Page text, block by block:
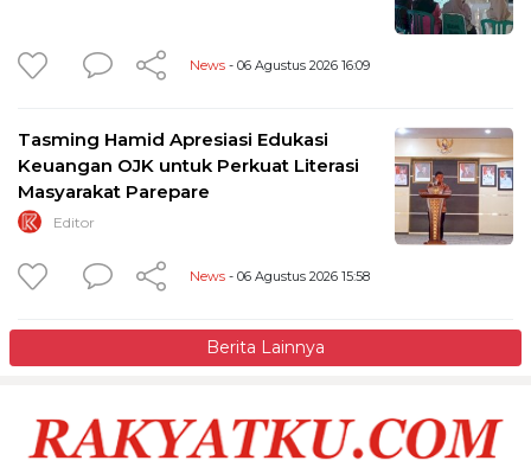
News - 06 Agustus 2026 16:09
Tasming Hamid Apresiasi Edukasi
Keuangan OJK untuk Perkuat Literasi
Masyarakat Parepare
Editor
News - 06 Agustus 2026 15:58
Berita Lainnya